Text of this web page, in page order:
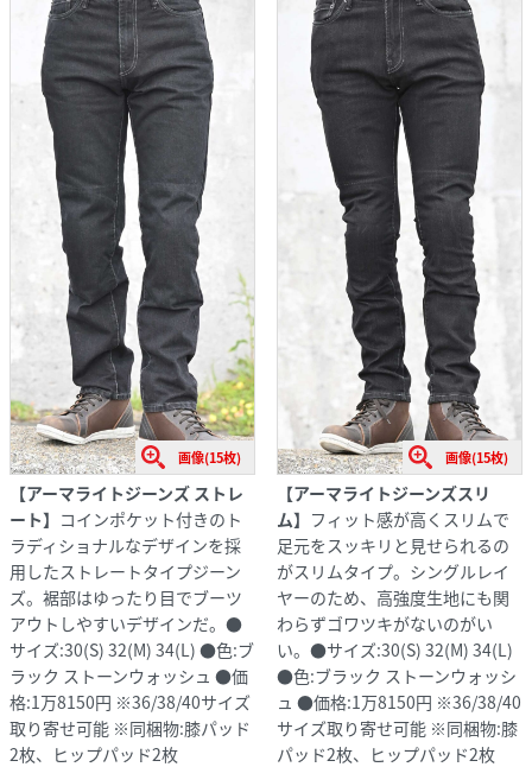
画像(15枚)
【アーマライトジーンズ ストレ
ート】 コインポケット付きのト
ラディショナルなデザインを採
用したストレートタイプジーン
ズ。裾部はゆったり目でブーツ
アウトしやすいデザインだ。●
サイズ:30(S) 32(M) 34(L) ●色:ブ
ラック ストーンウォッシュ ●価
格:1万8150円 ※36/38/40サイズ
取り寄せ可能 ※同梱物:膝パッド
2枚、ヒップパッド2枚
画像(15枚)
【アーマライトジーンズスリ
ム】 フィット感が高くスリムで
足元をスッキリと見せられるの
がスリムタイプ。シングルレイ
ヤーのため、高強度生地にも関
わらずゴワツキがないのがい
い。●サイズ:30(S) 32(M) 34(L)
●色:ブラック ストーンウォッシ
ュ ●価格:1万8150円 ※36/38/40
サイズ取り寄せ可能 ※同梱物:膝
パッド2枚、ヒップパッド2枚